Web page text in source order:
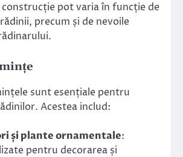
pot varia în funcție de
precum și de nevoile
sunt esențiale pentru
Acestea includ:
și plante ornamentale:
pentru decorarea și